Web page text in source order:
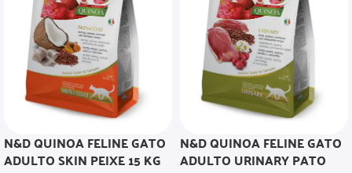
N&D QUINOA FELINE GATO
ADULTO SKIN PEIXE 15 KG
N&D QUINOA FELINE GATO
ADULTO URINARY PATO